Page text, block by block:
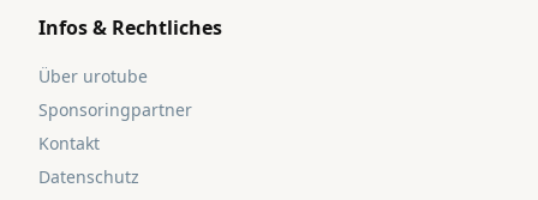
Infos & Rechtliches
Über urotube
Sponsoringpartner
Kontakt
Datenschutz